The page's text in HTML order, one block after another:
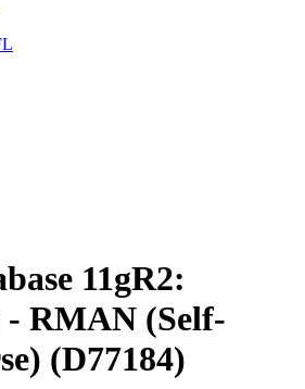
11gR2:
RMAN (Self-
(D77184)